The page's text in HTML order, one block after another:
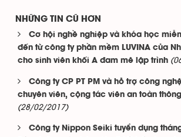
NHỮNG TIN CŨ HƠN
Cơ hội nghề nghiệp và khóa học
đến từ công ty phần mềm LUVINA của
cho sinh viên khối A đam mê lập trình
Công ty CP PT PM và hỗ trợ công
chuyên viên, cộng tác viên an toàn
(28/02/2017)
Công ty Nippon Seiki tuyển dụng